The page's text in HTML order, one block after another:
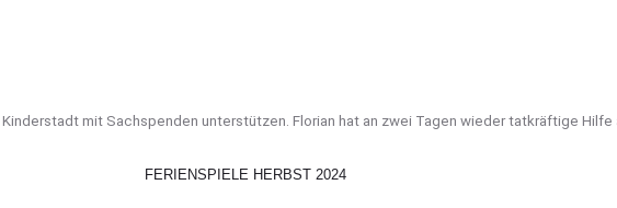
mit Sachspenden unterstützen. Florian hat an zwei Tagen wieder tatkräftige Hilfe
FERIENSPIELE HERBST 2024